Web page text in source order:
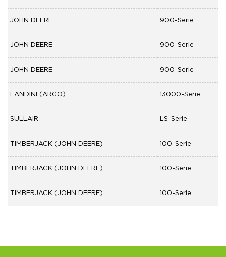
JOHN DEERE 900-Serie
JOHN DEERE 900-Serie
JOHN DEERE 900-Serie
LANDINI (ARGO) 13000-Serie
SULLAIR LS-Serie
TIMBERJACK (JOHN DEERE) 100-Serie
TIMBERJACK (JOHN DEERE) 100-Serie
TIMBERJACK (JOHN DEERE) 100-Serie